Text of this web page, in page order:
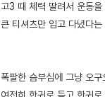
고3 때 체력 딸려서 운동
큰 티셔츠만 입고 다녔다는
폭팔한 슴부심에 그냥 오